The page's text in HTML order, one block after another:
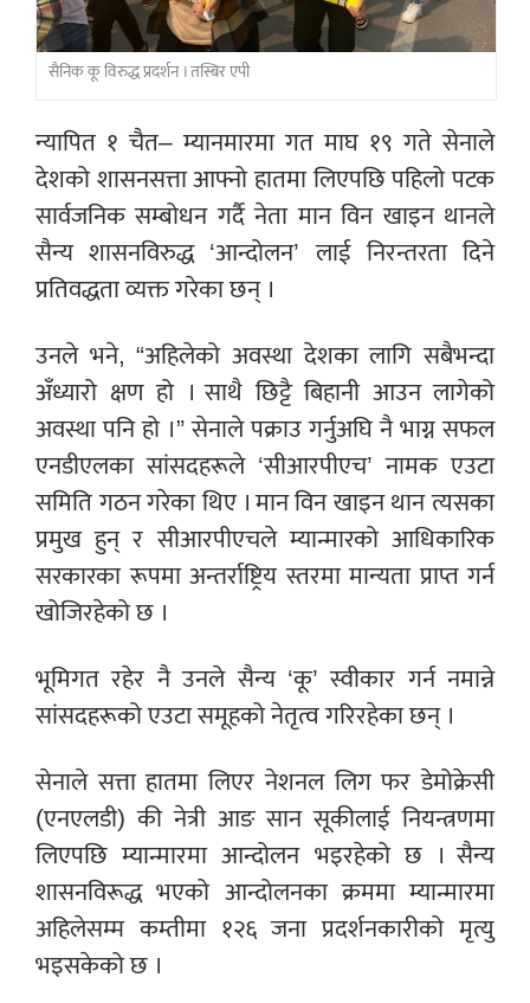
सैनिक कू विरुद्ध प्रदर्शन । तस्बिर एपी
न्यापित १ चैत– म्यानमारमा गत माघ १९ गते सेनाले
देशको शासनसत्ता आफ्नो हातमा लिएपछि पहिलो पटक
सार्वजनिक सम्बोधन गर्दै नेता मान विन खाइन थानले
सैन्य शासनविरुद्ध ‘आन्दोलन’ लाई निरन्तरता दिने
प्रतिवद्धता व्यक्त गरेका छन् ।
उनले भने, “अहिलेको अवस्था देशका लागि सबैभन्दा
अँध्यारो क्षण हो । साथै छिट्टै बिहानी आउन लागेको
अवस्था पनि हो ।” सेनाले पक्राउ गर्नुअघि नै भाग्न सफल
एनडीएलका सांसदहरूले ‘सीआरपीएच’ नामक एउटा
समिति गठन गरेका थिए । मान विन खाइन थान त्यसका
प्रमुख हुन् र सीआरपीएचले म्यान्मारको आधिकारिक
सरकारका रूपमा अन्तर्राष्ट्रिय स्तरमा मान्यता प्राप्त गर्न
खोजिरहेको छ ।
भूमिगत रहेर नै उनले सैन्य ‘कू’ स्वीकार गर्न नमान्ने
सांसदहरूको एउटा समूहको नेतृत्व गरिरहेका छन् ।
सेनाले सत्ता हातमा लिएर नेशनल लिग फर डेमोक्रेसी
(एनएलडी) की नेत्री आङ सान सूकीलाई नियन्त्रणमा
लिएपछि म्यान्मारमा आन्दोलन भइरहेको छ । सैन्य
शासनविरूद्ध भएको आन्दोलनका क्रममा म्यान्मारमा
अहिलेसम्म कम्तीमा १२६ जना प्रदर्शनकारीको मृत्यु
भइसकेको छ ।